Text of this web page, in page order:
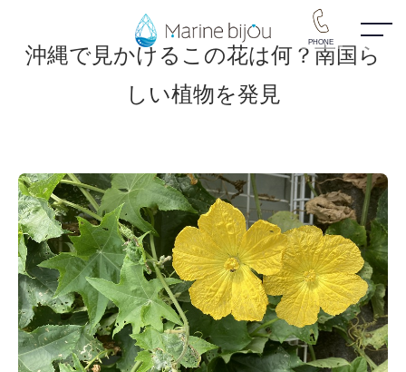
PHONE
沖縄で見かけるこの花は何？南国ら
しい植物を発見